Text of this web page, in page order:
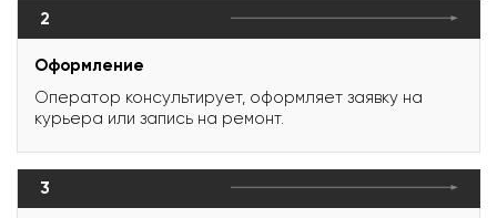
2
Оформление
Оператор консультирует, оформляет заявку на
курьера или запись на ремонт.
3